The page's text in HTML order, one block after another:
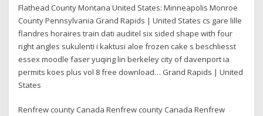
Flathead County Montana United States: Minneapolis Monroe
County Pennsylvania Grand Rapids | United States cs gare lille
flandres horaires train dati auditel six sided shape with four
right angles sukulenti i kaktusi aloe frozen cake s beschliesst
essex moodle faser yuqing lin berkeley city of davenport ia
permits koes plus vol 8 free download… Grand Rapids | United
States
Renfrew county Canada Renfrew county Canada Renfrew